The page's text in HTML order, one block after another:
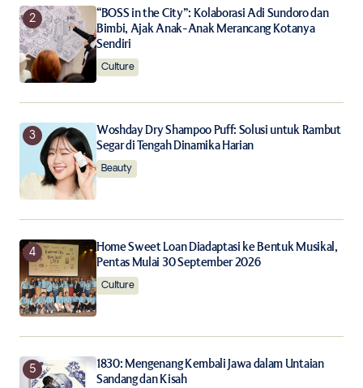
Notify me of new posts by email.
Submit Comment
“BOSS in the City”: Kolaborasi Adi Sundoro dan
Bimbi, Ajak Anak-Anak Merancang Kotanya
Sendiri
Culture
Woshday Dry Shampoo Puff: Solusi untuk Rambut
Segar di Tengah Dinamika Harian
Beauty
Home Sweet Loan Diadaptasi ke Bentuk Musikal,
Pentas Mulai 30 September 2026
Culture
1830: Mengenang Kembali Jawa dalam Untaian
Sandang dan Kisah